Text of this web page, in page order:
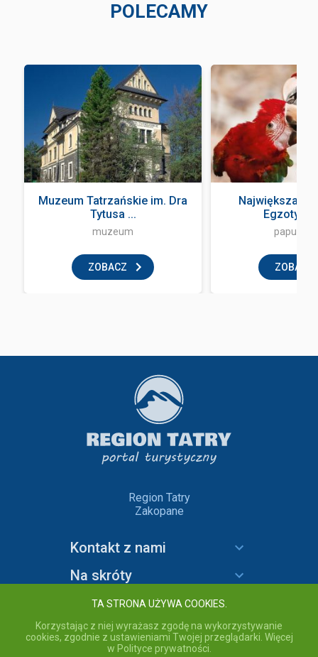
POLECAMY
Muzeum Tatrzańskie im. Dra
Tytusa ...
muzeum
ZOBACZ
Największa
ZOBACZ
Region Tatry
Zakopane
Kontakt z nami
Na skróty
Informacje
TA STRONA UŻYWA COOKIES.
Korzystając z niej wyrażasz zgodę na wykorzystywanie
cookies, zgodnie z ustawieniami Twojej przeglądarki. Więcej
w Polityce prywatności.